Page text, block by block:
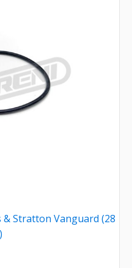
Stratton Vanguard (28